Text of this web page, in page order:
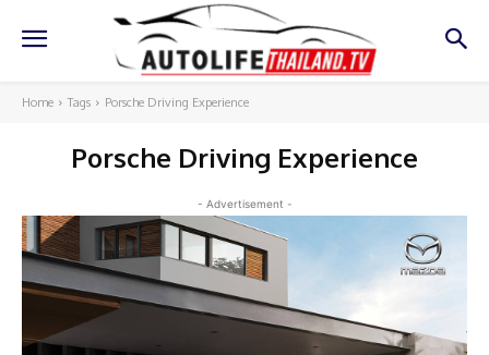
Home Tags Porsche Driving Experience
Porsche Driving Experience
- Advertisement -